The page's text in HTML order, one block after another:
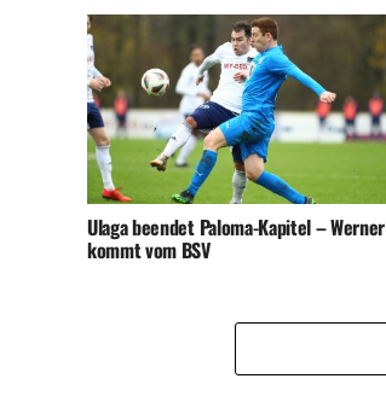
Ulaga beendet Paloma-Kapitel – Werner
kommt vom BSV